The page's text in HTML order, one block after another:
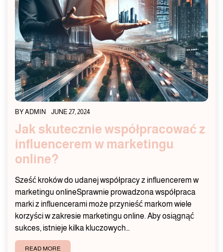
BYADMIN JUNE 27, 2024
Jak skutecznie współpracować z
influencerem w marketingu
online?
Sześć kroków do udanej współpracy z influencerem w
marketingu onlineSprawnie prowadzona współpraca
marki z influencerami może przynieść markom wiele
korzyści w zakresie marketingu online. Aby osiągnąć
sukces, istnieje kilka kluczowych…
READ MORE